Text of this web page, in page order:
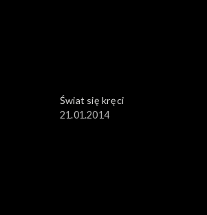
Świat się kręci
21.01.2014